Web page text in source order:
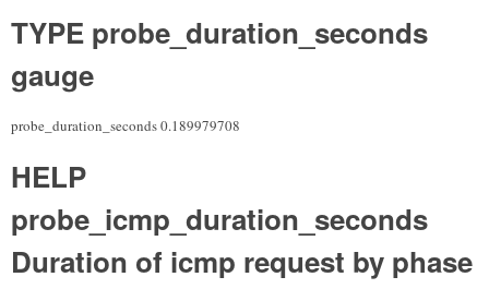
TYPE probe_duration_seconds
gauge
probe_duration_seconds 0.189979708
HELP
probe_icmp_duration_seconds
Duration of icmp request by phase